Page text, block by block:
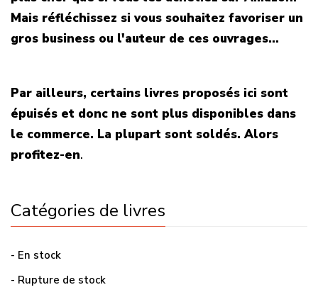
Mais réfléchissez si vous souhaitez favoriser un
gros business ou l'auteur de ces ouvrages...
Par ailleurs, certains livres proposés ici sont
épuisés et donc ne sont plus disponibles dans
le commerce. La plupart sont soldés. Alors
profitez-en.
Catégories de livres
- En stock
- Rupture de stock